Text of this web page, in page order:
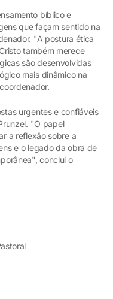
bíblico e
que façam sentido na
"A postura ética
também merece
são desenvolvidas
mais dinâmico na
urgentes e confiáveis
"O papel
a reflexão sobre a
e o legado da obra de
conclui o